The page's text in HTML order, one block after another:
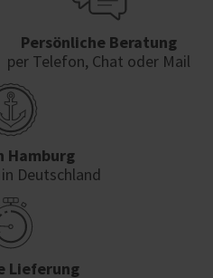
Persönliche Beratung
per Telefon, Chat oder Mail
Hamburg
Deutschland
Lieferung